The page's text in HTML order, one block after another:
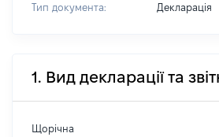
Тип документа: Декларація
1. Вид декларації та
Щорічна